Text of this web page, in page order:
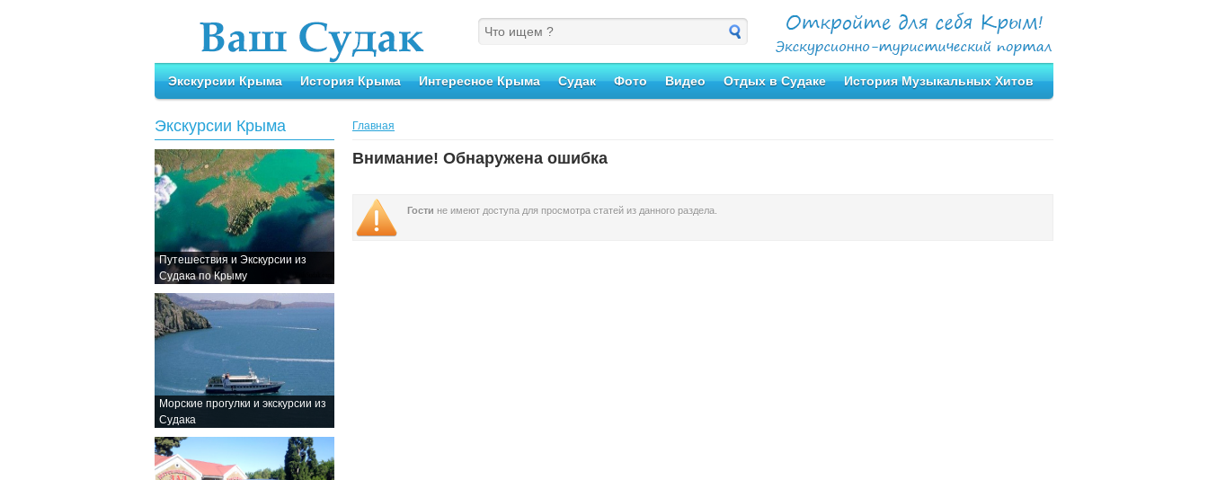
Экскурсии Крыма История Крыма Интересное Крыма Судак Фото Видео Отдых в Судаке История Музыкальных Хитов
Экскурсии Крыма
Путешествия и Экскурсии из
Судака по Крыму
Морские прогулки и экскурсии из
Судака
Главная
Внимание! Обнаружена ошибка
Гости не имеют доступа для просмотра статей из данного раздела.